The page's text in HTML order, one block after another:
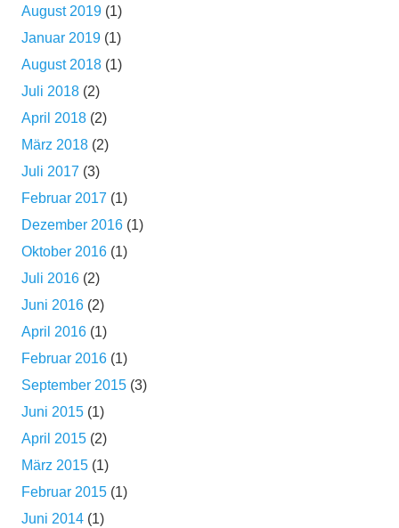
August 2019 (1)
Januar 2019 (1)
August 2018 (1)
Juli 2018 (2)
April 2018 (2)
März 2018 (2)
Juli 2017 (3)
Februar 2017 (1)
Dezember 2016 (1)
Oktober 2016 (1)
Juli 2016 (2)
Juni 2016 (2)
April 2016 (1)
Februar 2016 (1)
September 2015 (3)
Juni 2015 (1)
April 2015 (2)
März 2015 (1)
Februar 2015 (1)
Juni 2014 (1)